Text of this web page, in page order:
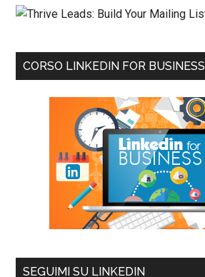
CORSO LINKEDIN FOR BUSINESS
SEGUIMI SU LINKEDIN